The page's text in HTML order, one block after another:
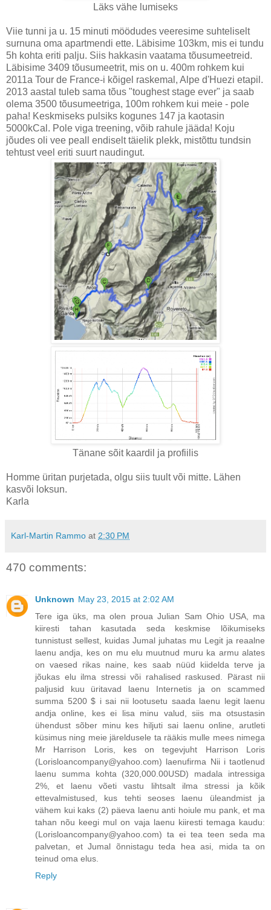
Läks vähe lumiseks
Viie tunni ja u. 15 minuti möödudes veeresime suhteliselt
surnuna oma apartmendi ette. Läbisime 103km, mis ei tundu
5h kohta eriti palju. Siis hakkasin vaatama tõusumeetreid.
Läbisime 3409 tõusumeetrit, mis on u. 400m rohkem kui
2011a Tour de France-i kõigel raskemal, Alpe d'Huezi etapil.
2013 aastal tuleb sama tõus "toughest stage ever" ja saab
olema 3500 tõusumeetriga, 100m rohkem kui meie - pole
paha! Keskmiseks pulsiks kogunes 147 ja kaotasin
5000kCal. Pole viga treening, võib rahule jääda! Koju
jõudes oli vee peall endiselt täielik plekk, mistõttu tundsin
tehtust veel eriti suurt naudingut.
Tänane sõit kaardil ja profiilis
Homme üritan purjetada, olgu siis tuult või mitte. Lähen
kasvõi loksun.
Karla
Karl-Martin Rammo at 2:30 PM
470 comments:
Unknown May 23, 2015 at 2:02 AM
Tere iga üks, ma olen proua Julian Sam Ohio USA, ma
kiiresti tahan kasutada seda keskmise lõikumiseks
tunnistust sellest, kuidas Jumal juhatas mu Legit ja reaalne
laenu andja, kes on mu elu muutnud muru ka armu alates
on vaesed rikas naine, kes saab nüüd kiidelda terve ja
jõukas elu ilma stressi või rahalised raskused. Pärast nii
paljusid kuu üritavad laenu Internetis ja on scammed
summa 5200 $ i sai nii lootusetu saada laenu legit laenu
andja online, kes ei lisa minu valud, siis ma otsustasin
ühendust sõber minu kes hiljuti sai laenu online, arutleti
küsimus ning meie järeldusele ta rääkis mulle mees nimega
Mr Harrison Loris, kes on tegevjuht Harrison Loris
(Lorisloancompany@yahoo.com) laenufirma Nii i taotlenud
laenu summa kohta (320,000.00USD) madala intressiga
2%, et laenu võeti vastu lihtsalt ilma stressi ja kõik
ettevalmistused, kus tehti seoses laenu üleandmist ja
vähem kui kaks (2) päeva laenu anti hoiule mu pank, et ma
tahan nõu keegi mul on vaja laenu kiiresti temaga kaudu:
(Lorisloancompany@yahoo.com) ta ei tea teen seda ma
palvetan, et Jumal õnnistagu teda hea asi, mida ta on
teinud oma elus.
Reply